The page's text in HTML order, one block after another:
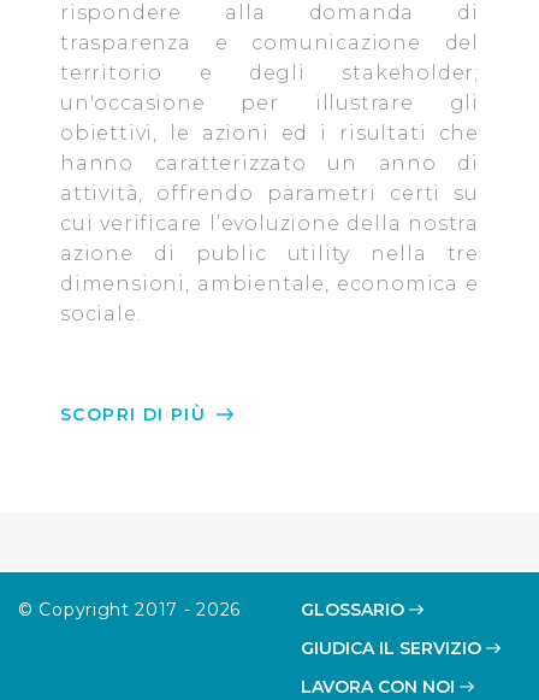
Cliccando su "Accetta tutti", l'Utente accetta di
memorizzare tutti i cookie sul dispositivo per le finalità
sopra indicate.
Cliccando su "Personalizza" l’Utente può gestire
direttamente le proprie preferenze selezionando i
singoli cookie desiderati e le terze parti destinatarie
della condivisione di informazioni sopra indicata.
Cliccando su "Rifiuta" o sulla "X" posizionata in alto a
destra in questo banner l’Utente rifiuta tutti i cookie con
impostazioni di default e dunque la continuazione della
rispondere alla domanda di
trasparenza e comunicazione del
territorio e degli stakeholder;
un'occasione per illustrare gli
obiettivi, le azioni ed i risultati che
hanno caratterizzato un anno di
attività, offrendo parametri certi su
cui verificare l’evoluzione della nostra
azione di public utility nella tre
dimensioni, ambientale, economica e
sociale.
SCOPRI DI PIÙ
© Copyright 2017 - 2026
GLOSSARIO
GIUDICA IL SERVIZIO
LAVORA CON NOI